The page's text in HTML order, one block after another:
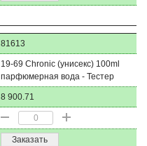
81613
19-69 Chronic (унисекс) 100ml
парфюмерная вода - Тестер
8 900.71
Заказать